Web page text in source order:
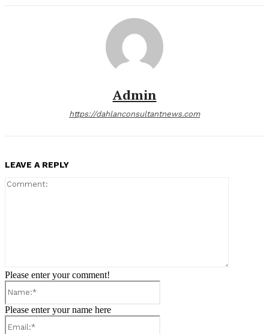
Admin
https://dahlanconsultantnews.com
LEAVE A REPLY
Please enter your comment!
Please enter your name here